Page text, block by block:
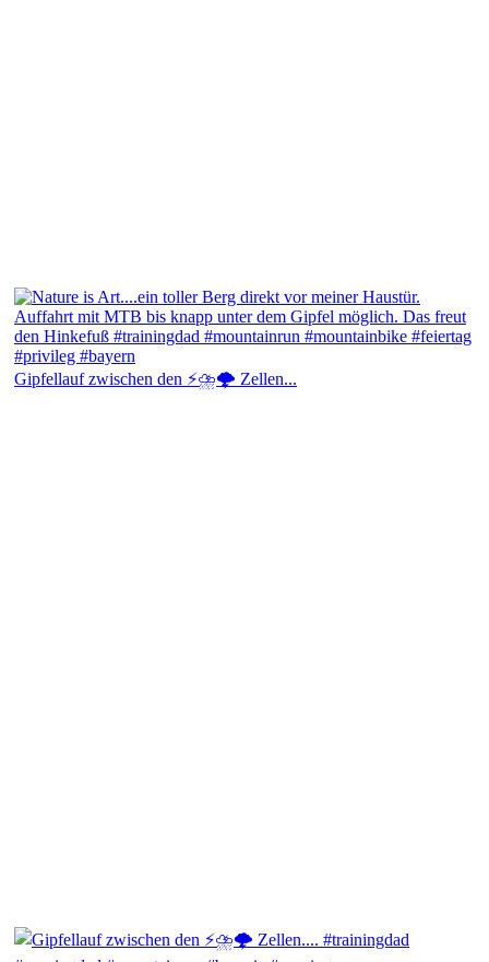
Gipfellauf zwischen den ⚡⛈️🌩️ Zellen...